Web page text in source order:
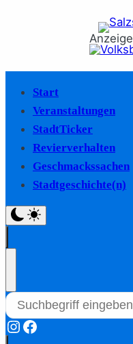
Anzeige
Start
Veranstaltungen
StadtTicker
Revierverhalten
Geschmackssachen
Stadtgeschichte(n)
Instagram
Facebook